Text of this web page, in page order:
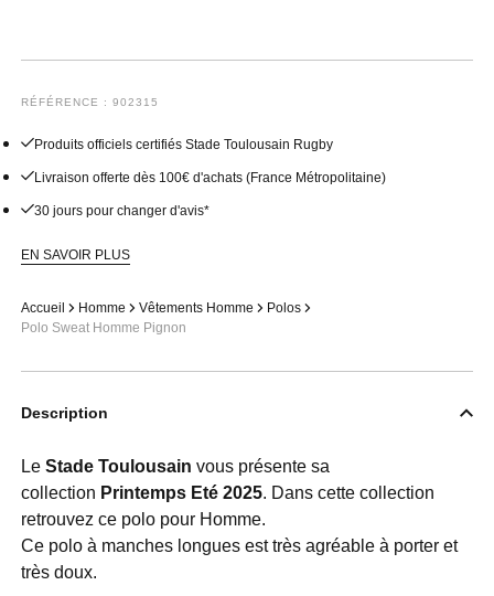
RÉFÉRENCE : 902315
Produits officiels certifiés Stade Toulousain Rugby
Livraison offerte dès 100€ d'achats (France Métropolitaine)
30 jours pour changer d'avis*
EN SAVOIR PLUS
Accueil Homme Vêtements Homme
Polos
Polo Sweat Homme Pignon
Description
Le Stade Toulousain vous présente sa
collection Printemps Eté2025. Dans cette collection
retrouvez ce polo pour Homme.
Ce polo à manches longues est très agréable à porter et
très doux.